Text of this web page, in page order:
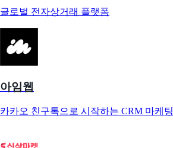
글로벌 전자상거래 플랫폼
아임웹
카카오 친구톡으로 시작하는 CRM 마케팅